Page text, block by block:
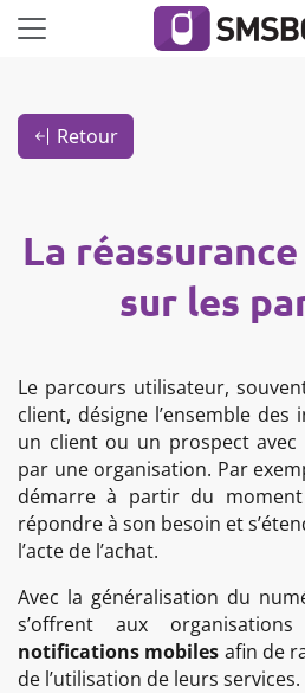
Panneau de gestion des cookies
Retour
La
sur les
Le parcours utilisateur,
client, désigne l’ensemble des
un client ou un prospect
par une organisation. Par
démarre à partir du
répondre à son besoin et
l’acte de l’achat.
Avec la généralisation du
s’offrent aux
notifications mobiles afin de
de l’utilisation de leurs services.